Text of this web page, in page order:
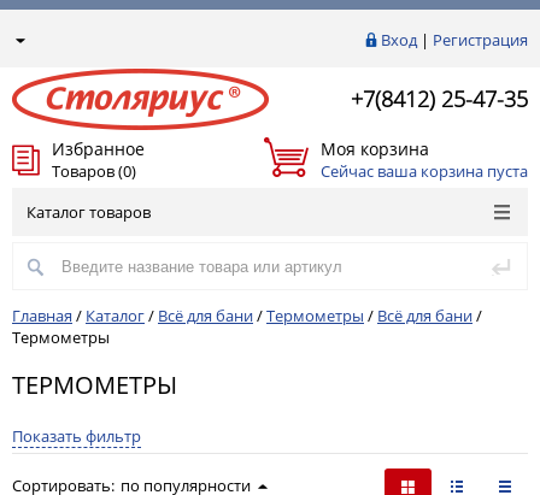
Вход| Регистрация
+7(8412) 25-47-35
Избранное
Товаров (0)
Моя корзина
Сейчас ваша корзина пуста
Каталог товаров
Главная / Каталог/ Всё для бани/Термометры / Всё для бани/
Термометры
ТЕРМОМЕТРЫ
Показать фильтр
Сортировать: по популярности